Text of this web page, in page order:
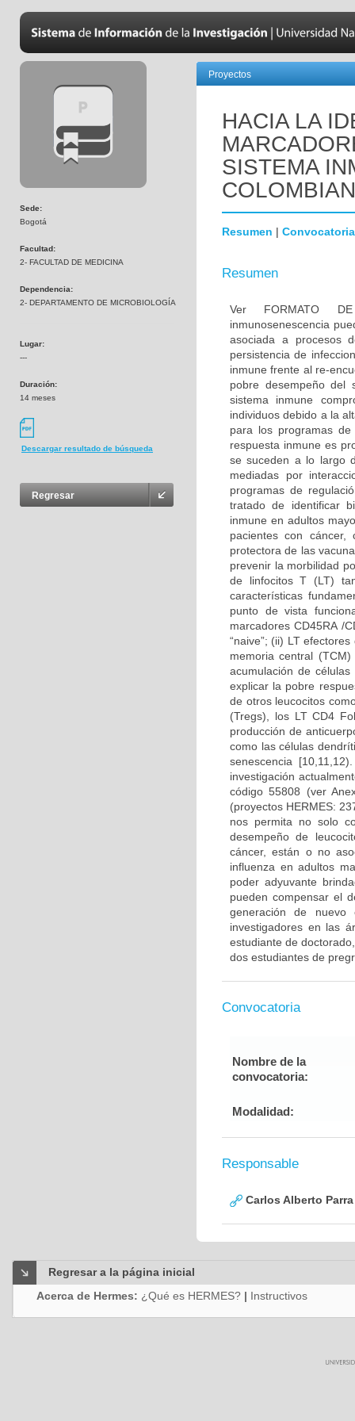
Sede:
Bogotá
Facultad:
2- FACULTAD DE MEDICINA
Dependencia:
2- DEPARTAMENTO DE MICROBIOLOGÍA
Lugar:
---
Duración:
14 meses
Descargar resultado de búsqueda
Regresar
Proyectos
HACIA LA
SISTEMA
Resumen | Convocatoria
Resumen
Ver FORMATO DE
inmunosenescencia
asociada a procesos
persistencia de
inmune frente al re-
pobre desempeño del
sistema inmune
individuos debido a la
para los programas
respuesta inmune es
se suceden a lo largo
mediadas por
programas de
tratado de identificar
inmune en adultos
pacientes con
protectora de las
prevenir la morbilidad
de linfocitos T (LT)
características
punto de vista
marcadores CD45RA /
“naive”; (ii) LT
memoria central
acumulación de
explicar la pobre
de otros leucocitos
(Tregs), los LT CD4
producción de
como las células
senescencia
investigación
código 55808 (ver
(proyectos HERMES:
nos permita no solo
desempeño de
cáncer, están o no
influenza en adultos
poder adyuvante
pueden compensar el
generación de nuevo
investigadores en las
estudiante de
dos estudiantes de
Convocatoria
Nombre de la
convocatoria:
Modalidad:
Responsable
Carlos Alberto
Regresar a la página inicial
Acerca de Hermes: ¿Qué es HERMES? | Instructivos